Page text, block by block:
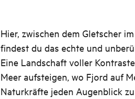
Hier, zwischen dem Gletscher
findest du das echte und
Eine Landschaft voller
Meer aufsteigen, wo Fjord auf
Naturkräfte jeden Augenblick